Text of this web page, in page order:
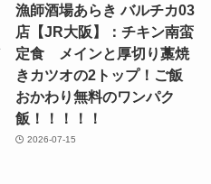
漁師酒場あらき バルチカ03
店【JR大阪】：チキン南蛮
定食 メインと厚切り藁焼
きカツオの2トップ！ご飯
おかわり無料のワンパク
飯！！！！！
2026-07-15